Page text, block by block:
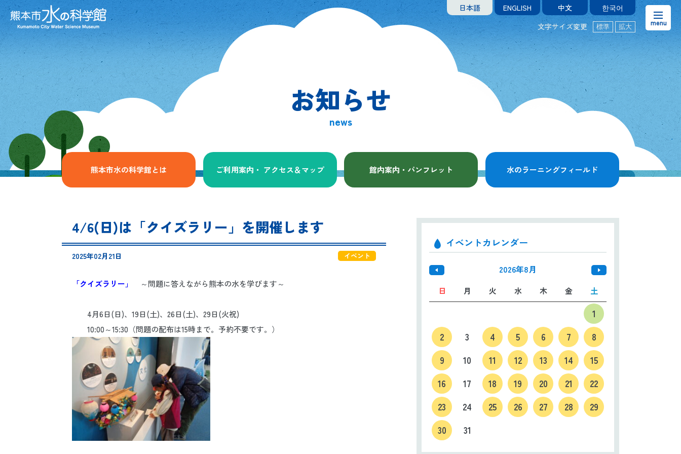
日本語 ENGLISH 中文
한국어
文字サイズ変更
標準 拡大
お知らせ
熊本市水の科学館とは
ご利用案内・アクセス＆マップ
水のラーニングフィールド
日本語
お知らせ
news
熊本市水の科学館とは ご利用案内・ アクセス＆マップ 館内案内・パンフレット 水のラーニングフィールド
4/6(日)は「クイズラリー」を開催します
2025年02月21日 イベント
「クイズラリー」 ～問題に答えながら熊本の水を学びます～
4月6日(日)、19日(土)、26日(土)、29日(火祝)
10:00～15:30（問題の配布は15時まで。予約不要です。）
イベントカレンダー
2026年8月
日 月 火 水 木 金 土
1
2
3 4 5 6 7
8
9
10 11 12 13 14
15
16
17 18 19 20 21
22
23
24 25 26 27 28
29
30
31